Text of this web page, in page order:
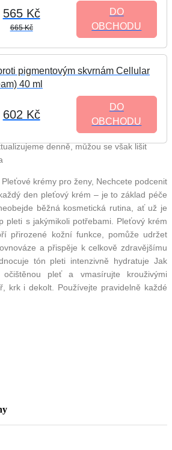
565 Kč
665 Kč
DO
OBCHODU
pigmentovým skvrnám Cellular
40 ml
602 Kč
DO
OBCHODU
denně, můžou se však lišit
krémy pro ženy, Nechcete podcenit
den pleťový krém – je to základ péče
běžná kosmetická rutina, ať už je
pleti s jakýmikoli potřebami. Pleťový krém
přirozené kožní funkce, pomůže udržet
a přispěje k celkově zdravějšímu
tón pleti intenzivně hydratuje Jak
pleť a vmasírujte krouživými
krk i dekolt. Používejte pravidelně každé